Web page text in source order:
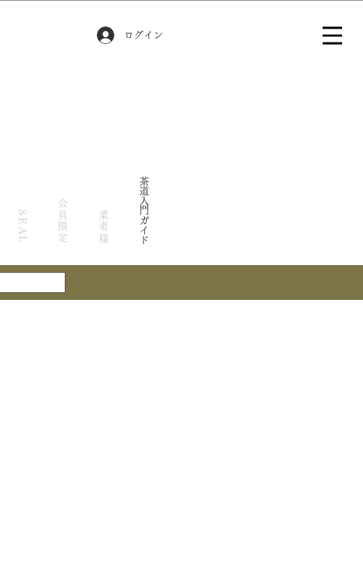
ログイン
SEAL 会員限定 業者様 茶道入門ガイド